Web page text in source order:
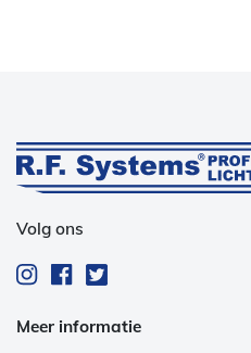
Volg ons
Meer informatie